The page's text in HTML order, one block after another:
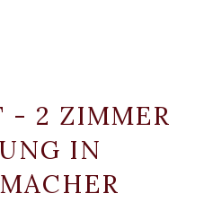
- 2 ZIMMER
IN